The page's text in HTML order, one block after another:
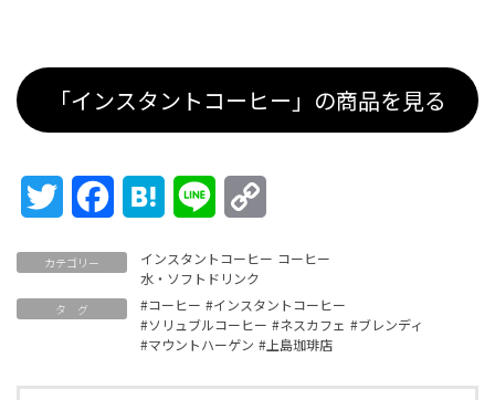
「インスタントコーヒー」の商品を見る
Twitter FacebookHatena Line
カテゴリー インスタントコーヒー コーヒー
水・ソフトドリンク
タ グ #コーヒー #インスタントコーヒー
#ソリュブルコーヒー #ネスカフェ #ブレンディ
#マウントハーゲン #上島珈琲店